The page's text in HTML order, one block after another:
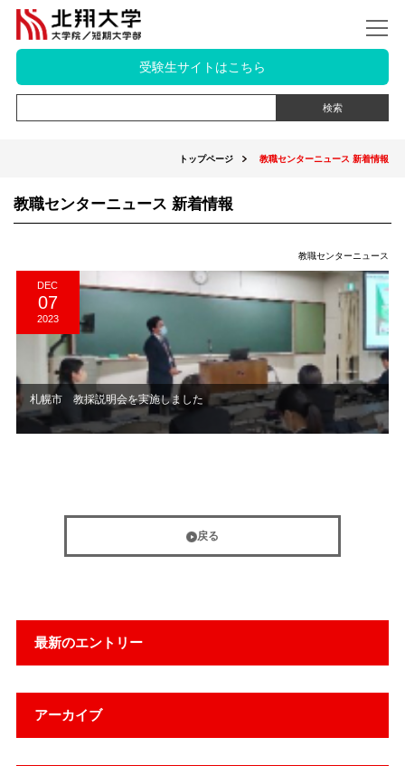
受験生サイトはこちら
トップページ 教職センターニュース 新着情報
最新のエントリー
アーカイブ
教職センターニュース 新着情報
教職センターニュース
DEC
07
2023
札幌市 教採説明会を実施しました
戻る